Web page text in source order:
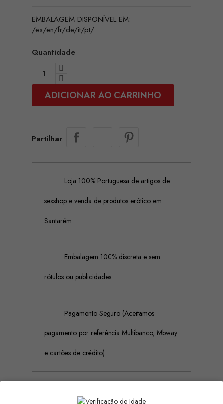
EMBALAGEM DISPONÍVEL EM:
/es/en/fr/de/it/pt/
Quantidade
ADICIONAR AO CARRINHO
Partilhar
Loja 100% Portuguesa de artigos de
sexshop e venda de produtos erótico em
Santarém
Embalagem 100% discreta e sem
rótulos ou publicidades
Pagamento Seguro (Aceitamos
pagamento por referência Multibanco, Mbway
e cartões de crédito)
Detalhes do produto